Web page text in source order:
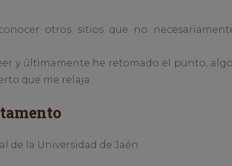
otros sitios que no
y últimamente he retomado el punto,
que me relaja.
de la Universidad de Jaén